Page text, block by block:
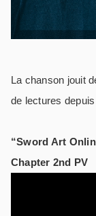
La chanson jouit
de lectures
“Sword Art
Chapter 2nd PV